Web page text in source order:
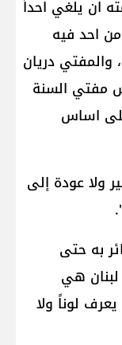
ان يلغي احداً
احد فيه
والمفتي دريان
مفتي السنة
اساس
ولا عودة إلى
به حتى
هي
لوناً ولا